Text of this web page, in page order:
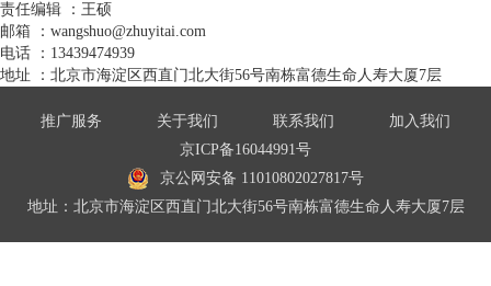
责任编辑 ： 王硕
邮箱 ： wangshuo@zhuyitai.com
电话 ： 13439474939
地址 ： 北京市海淀区西直门北大街56号南栋富德生命人寿大厦7层
推广服务 关于我们 联系我们
加入我们
京ICP备16044991号
京公网安备 11010802027817号
地址：北京市海淀区西直门北大街56号南栋富德生命人寿大厦7层